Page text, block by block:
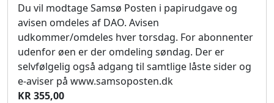
Du vil modtage Samsø Posten i papirudgave og
avisen omdeles af DAO. Avisen
udkommer/omdeles hver torsdag. For abonnenter
udenfor øen er der omdeling søndag. Der er
selvfølgelig også adgang til samtlige låste sider og
e-aviser på www.samsoposten.dk
KR 355,00